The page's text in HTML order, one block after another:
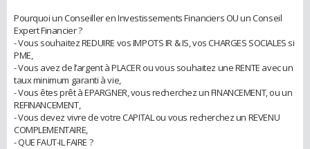
Pourquoi un Conseiller en Investissements Financiers OU un Conseil
Expert Financier ?
- Vous souhaitez REDUIRE vos IMPOTS IR & IS, vos CHARGES SOCIALES si
PME,
- Vous avez de l’argent à PLACER ou vous souhaitez une RENTE avec un
taux minimum garanti à vie,
- Vous êtes prêt à EPARGNER, vous recherchez un FINANCEMENT, ou un
REFINANCEMENT,
- Vous devez vivre de votre CAPITAL ou vous recherchez un REVENU
COMPLEMENTAIRE,
- QUE FAUT-IL FAIRE ?